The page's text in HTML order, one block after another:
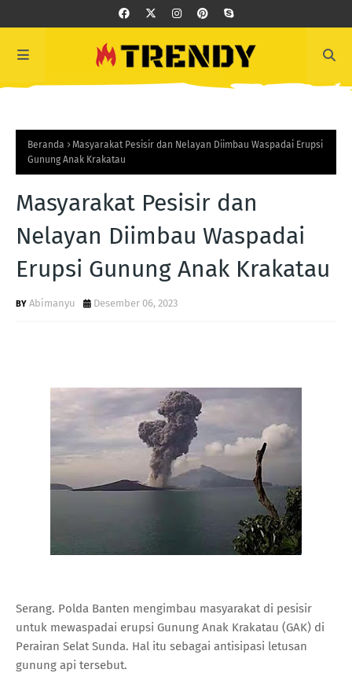
Beranda
Masyarakat Pesisir dan Nelayan Diimbau Waspadai Erupsi
Gunung Anak Krakatau
Masyarakat Pesisir dan
Nelayan Diimbau Waspadai
Erupsi Gunung Anak Krakatau
Abimanyu Desember 06, 2023
Serang. Polda Banten mengimbau masyarakat di pesisir
untuk mewaspadai erupsi Gunung Anak Krakatau (GAK) di
Perairan Selat Sunda. Hal itu sebagai antisipasi letusan
gunung api tersebut.